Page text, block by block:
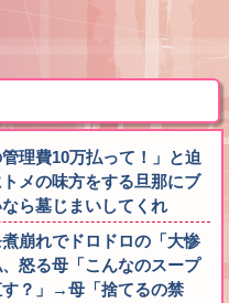
理費10万払って！」と迫
メの味方をする旦那にブ
ら墓じまいしてくれ
崩れでドロドロの「大惨
怒る母「こんなのスープ
？」→母「捨てるの禁